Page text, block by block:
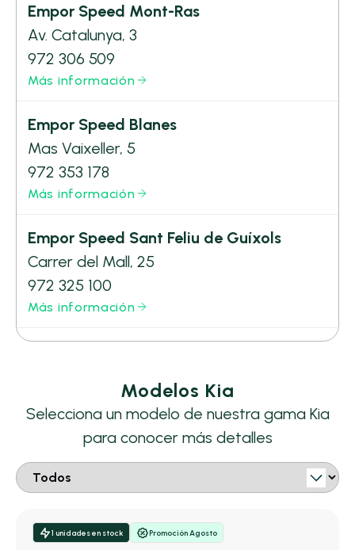
Empor Speed Mont-Ras
Av. Catalunya, 3
972 306 509
Más información
Empor Speed Blanes
Mas Vaixeller, 5
972 353 178
Más información
Empor Speed Sant Feliu de Guíxols
Carrer del Mall, 25
972 325 100
Más información
Modelos Kia
Selecciona un modelo de nuestra gama Kia
para conocer más detalles
1 unidades en stock Promoción Agosto